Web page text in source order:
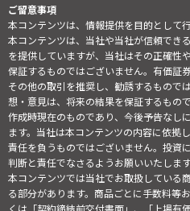
ご留意事項
本コンテンツは、情報提供を目的として行
本コンテンツは、当社や当社が信頼でき
を提供していますが、当社はその正確性
保証するものではございません。有価証
その他の取引を推奨し、勧誘するもので
想・意見は、将来の結果を保証するもの
作成時現在のものであり、今後予告なし
ます。当社は本コンテンツの内容に依拠
責任を負うものではございません。投資
判断と責任でなさるようお願いいたします
本コンテンツでは当社でお取扱している
る部分があります。商品ごとに手数料等